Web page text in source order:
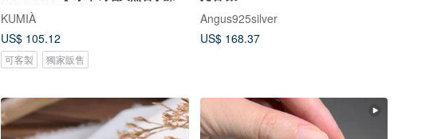
KUMIÀ
US$ 105.12
可客製 獨家販售
Angus925silver
US$ 168.37